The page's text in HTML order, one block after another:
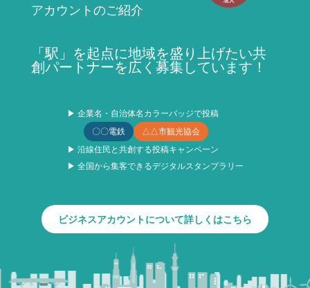
アカウントのご紹介
「駅」を起点に地域を盛り上げたい共
創パートナーを広く募集しています！
▶ 企業名・自治体名カラーバッジで投稿
〇〇電鉄
△△市観光協会
▶ 沿線住民と共創する投稿キャンペーン
▶ 全国から集客できるデジタルスタンプラリー
ビジネスアカウントについて詳しくはこちら